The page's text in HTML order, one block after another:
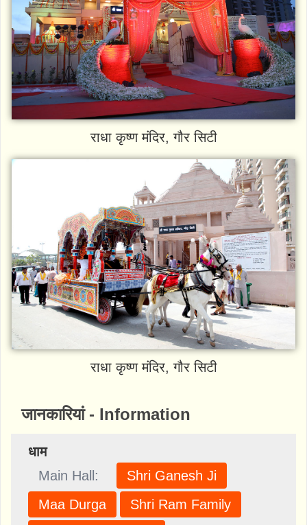
राधा कृष्ण मंदिर, गौर सिटी
राधा कृष्ण मंदिर, गौर सिटी
जानकारियां - Information
धाम
Main Hall:
Shri Ganesh Ji
Maa Durga
Shri Ram Family